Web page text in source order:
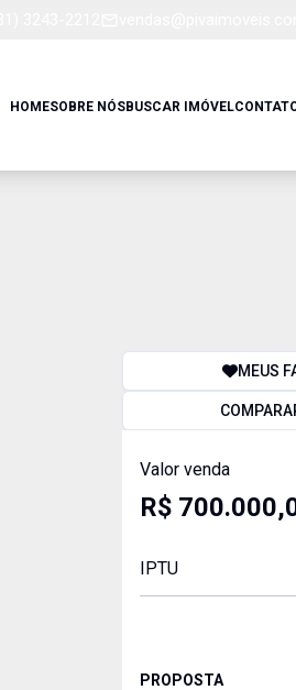
HOMESOBRE NÓSBUSCAR IMÓVEL
MEUS
Valor venda
R$
IPTU
PROPOSTA